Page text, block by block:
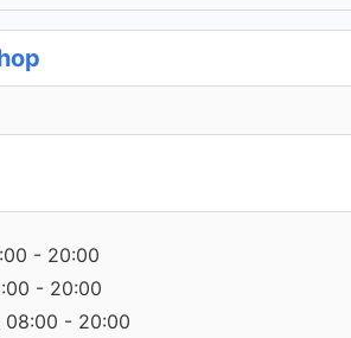
- 20:00
- 20:00
08:00 - 20:00